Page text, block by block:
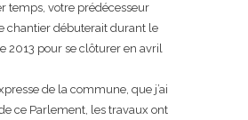
temps, votre prédécesseur
chantier débuterait durant le
2013 pour se clôturer en avril
de la commune, que j’ai
ce Parlement, les travaux ont